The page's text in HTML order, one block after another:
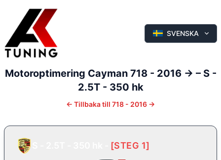
SVENSKA
Motoroptimering Cayman 718 - 2016 -> – S -
2.5T - 350 hk
← Tillbaka till 718 - 2016 ->
[STEG 1]